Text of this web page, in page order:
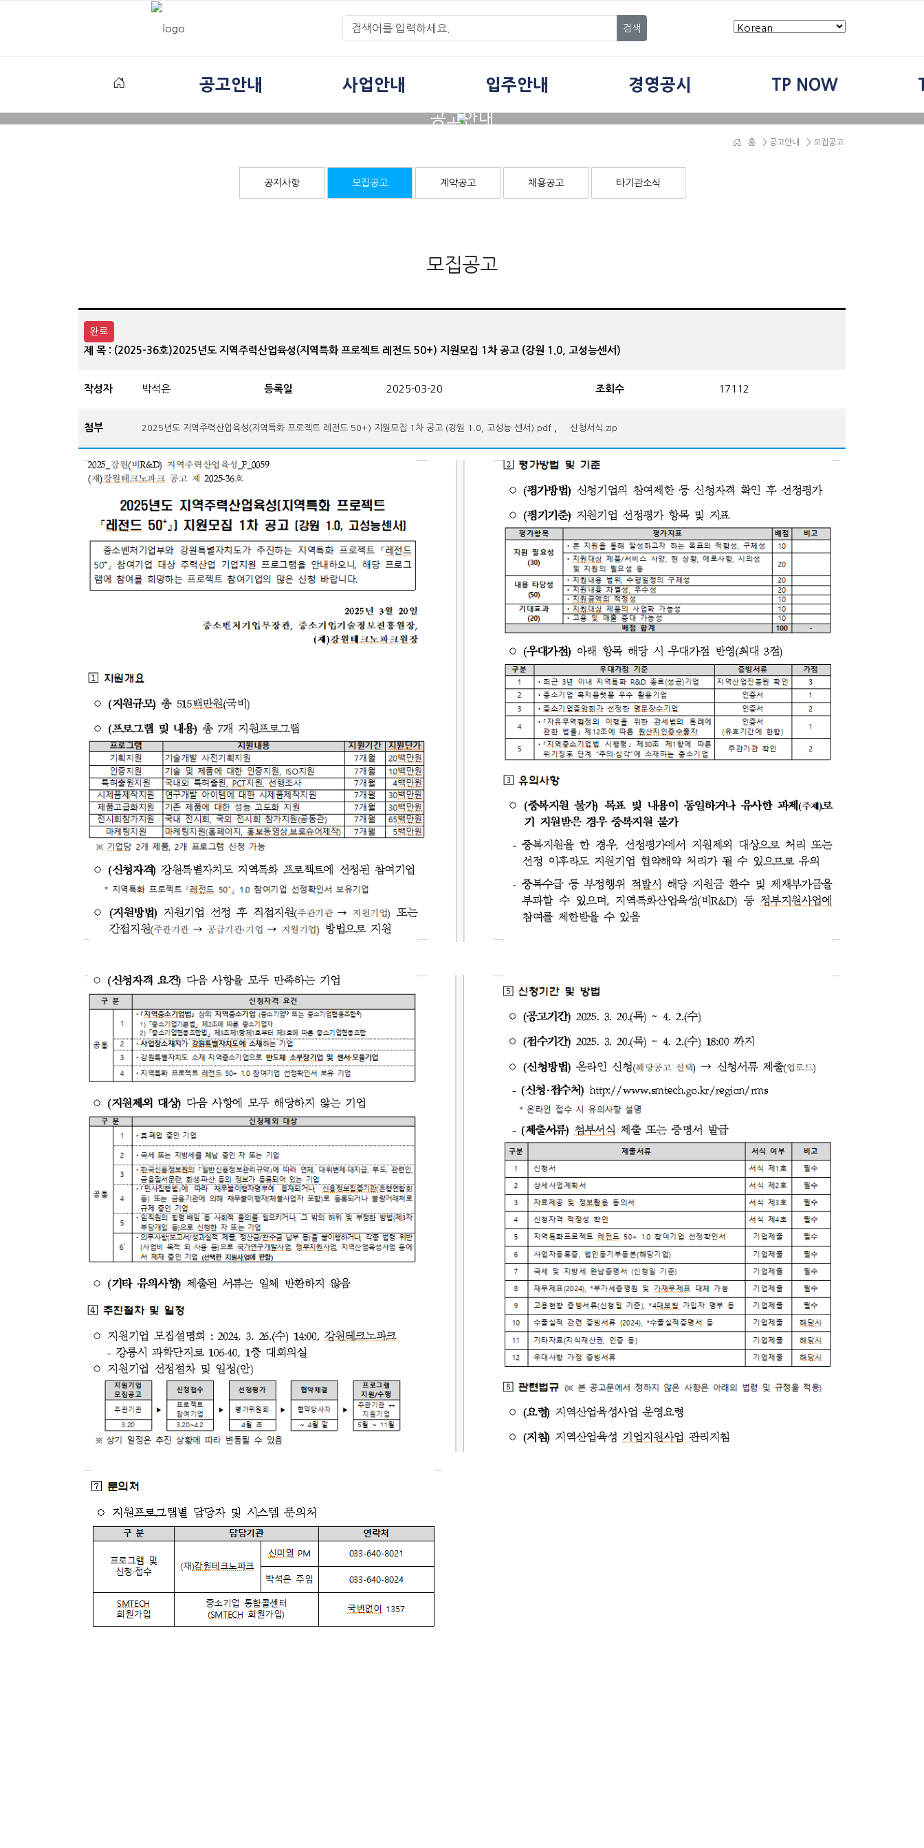
검색
공고안내 사업안내 입주안내 경영공시 TP NOW
공고안내
> 모집공고
> 공고안내
홈
공지사항 모집공고 계약공고 채용공고 타기관소식
모집공고
완료
제 목 : (2025-36호)2025년도 지역주력산업육성(지역특화 프로젝트 레전드 50+) 지원모집 1차 공고 (강원 1.0, 고성능센서)
작성자 박석은 등록일 2025-03-20 조회수 17112
첨부 2025년도 지역주력산업육성(지역특화 프로젝트 레전드 50+) 지원모집 1차 공고 (강원 1.0, 고성능 센서).pdf 신청서식.zip